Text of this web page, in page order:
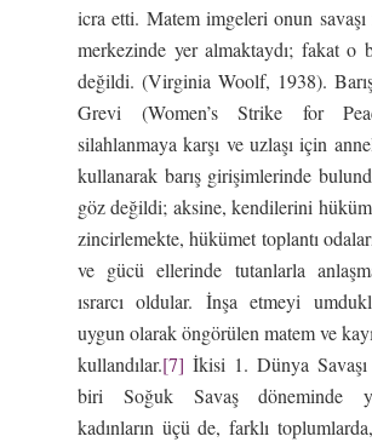
icra etti. Matem imgeleri onun savaşı
merkezinde yer almaktaydı; fakat o
değildi. (Virginia Woolf, 1938).
Grevi (Women’s Strike for
silahlanmaya karşı ve uzlaşı için
kullanarak barış girişimlerinde
göz değildi; aksine, kendilerini
zincirlemekte, hükümet toplantı
ve gücü ellerinde tutanlarla
ısrarcı oldular. İnşa etmeyi
uygun olarak öngörülen matem ve
kullandılar.[7] İkisi 1. Dünya Savaşı
biri Soğuk Savaş döneminde
kadınların üçü de, farklı